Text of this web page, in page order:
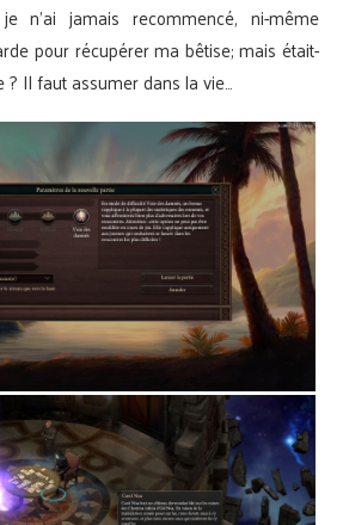
n’ai jamais recommencé, ni-même
pour récupérer ma bêtise; mais était-
Il faut assumer dans la vie…